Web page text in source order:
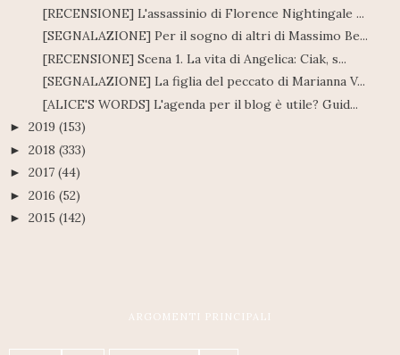
[RECENSIONE] L'assassinio di Florence Nightingale ...
[SEGNALAZIONE] Per il sogno di altri di Massimo Be...
[RECENSIONE] Scena 1. La vita di Angelica: Ciak, s...
[SEGNALAZIONE] La figlia del peccato di Marianna V...
[ALICE'S WORDS] L'agenda per il blog è utile? Guid...
► 2019 (153)
► 2018 (333)
► 2017 (44)
► 2016 (52)
► 2015 (142)
ARGOMENTI PRINCIPALI